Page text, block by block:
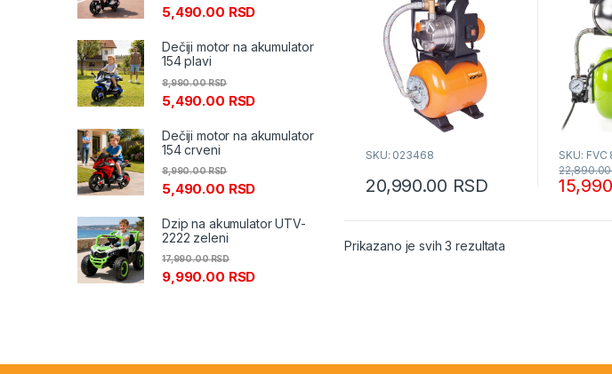
SKU: 023468
20,990.00 RSD
SKU:
Prikazano je svih 3 rezultataSortirano po
5,490.00 RSD
Dečiji motor na akumulator
154 plavi
5,490.00 RSD
8,990.00RSD
Dečiji motor na akumulator
154 crveni
5,490.00 RSD
8,990.00RSD
Dzip na akumulator UTV-
2222 zeleni
9,990.00 RSD
17,990.00RSD